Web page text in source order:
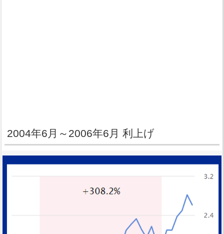
2004年6月～2006年6月 利上げ